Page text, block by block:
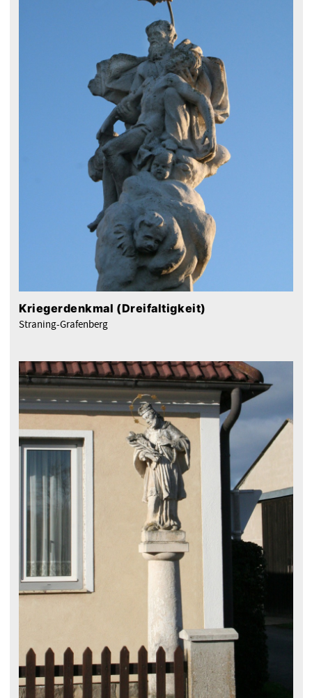
Kriegerdenkmal (Dreifaltigkeit)
Straning-Grafenberg